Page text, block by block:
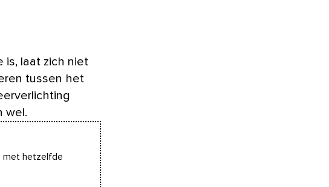
is, laat zich niet
tussen het
wel.
met hetzelfde